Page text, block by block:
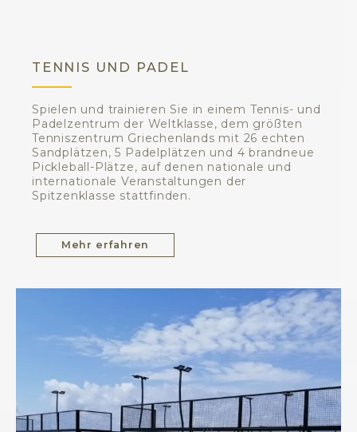
TENNIS UND PADEL
Spielen und trainieren Sie in einem Tennis- und
Padelzentrum der Weltklasse, dem größten
Tenniszentrum Griechenlands mit 26 echten
Sandplätzen, 5 Padelplätzen und 4 brandneue
Pickleball-Plätze, auf denen nationale und
internationale Veranstaltungen der
Spitzenklasse stattfinden.
Mehr erfahren